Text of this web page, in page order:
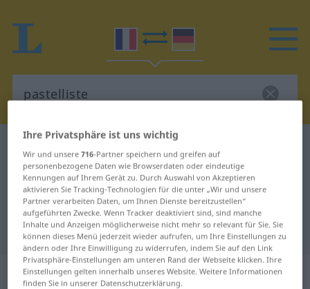
Französisch-Deutsch Übersetzung
für "pastelliste"
"pastelliste" Deutsch Übersetzung
„pastelliste“: masculin et féminin
Ihre Privatsphäre ist uns wichtig
Wir und unsere716-Partner speichern und greifen auf
personenbezogene Daten wie Browserdaten oder eindeutige
Kennungen auf Ihrem Gerät zu. Durch Auswahl von Akzeptieren
aktivieren Sie Tracking-Technologien für die unter „Wir und unsere
Partner verarbeiten Daten, um Ihnen Dienste bereitzustellen“
aufgeführten Zwecke. Wenn Tracker deaktiviert sind, sind manche
Inhalte und Anzeigen möglicherweise nicht mehr so relevant für Sie. Sie
können dieses Menü jederzeit wieder aufrufen, um Ihre Einstellungen zu
ändern oder Ihre Einwilligung zu widerrufen, indem Sie auf den Link
Privatsphäre-Einstellungen am unteren Rand der Webseite klicken. Ihre
Einstellungen gelten innerhalb unseres Website. Weitere Informationen
finden Sie in unserer Datenschutzerklärung.